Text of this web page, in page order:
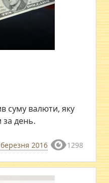
суму валюти, яку
за день.
2016 1298